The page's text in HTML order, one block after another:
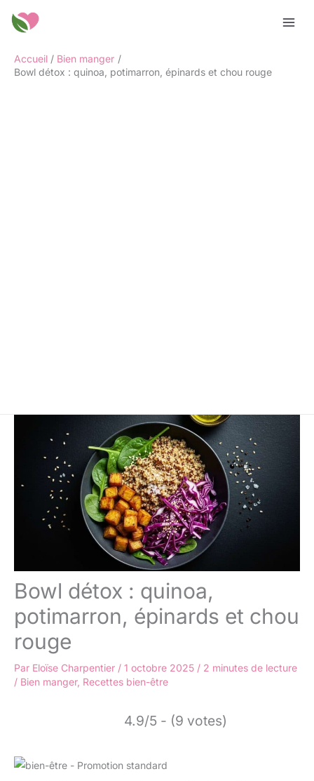
Accueil
Bien manger
Bowl détox : quinoa, potimarron, épinards et chou rouge
Bowl détox : quinoa,
potimarron, épinards et chou
rouge
Par Eloïse Charpentier / 1 octobre 2025 / 2 minutes de lecture
/ Bien manger, Recettes bien-être
4.9/5 - (9 votes)